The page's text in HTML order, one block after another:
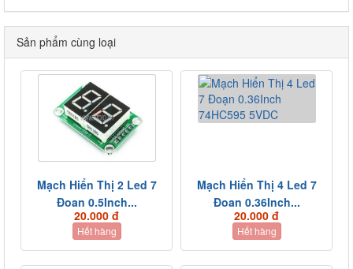
Sản phẩm cùng loại
Mạch Hiển Thị 2 Led 7
Đoạn 0.5Inch...
20.000 đ
Hết hàng
Mạch Hiển Thị 4 Led 7
Đoạn 0.36Inch...
20.000 đ
Hết hàng